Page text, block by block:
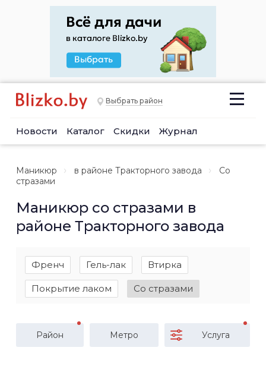
Выбрать район
Новости Каталог Скидки Журнал
Маникюр в районе Тракторного завода
Со
стразами
Маникюр со стразами в
районе Тракторного завода
Френч Гель-лак Втирка
Покрытие лаком Со стразами
Район Метро Услуга